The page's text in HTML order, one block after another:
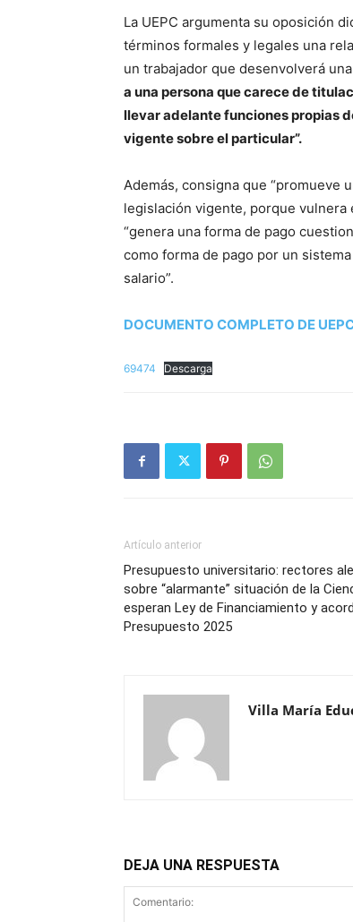
La UEPC argumenta su oposición
términos formales y legales una
un trabajador que desenvolverá
a una persona que carece de
llevar adelante funciones propias
vigente sobre el particular”.
Además, consigna que “promueve
legislación vigente, porque vulnera
“genera una forma de pago
como forma de pago por un
salario”.
DOCUMENTO COMPLETO DE
69474 Descarga
Artículo anterior
Presupuesto universitario: rectores
sobre “alarmante” situación de la
esperan Ley de Financiamiento y
Presupuesto 2025
Villa María
DEJA UNA RESPUESTA